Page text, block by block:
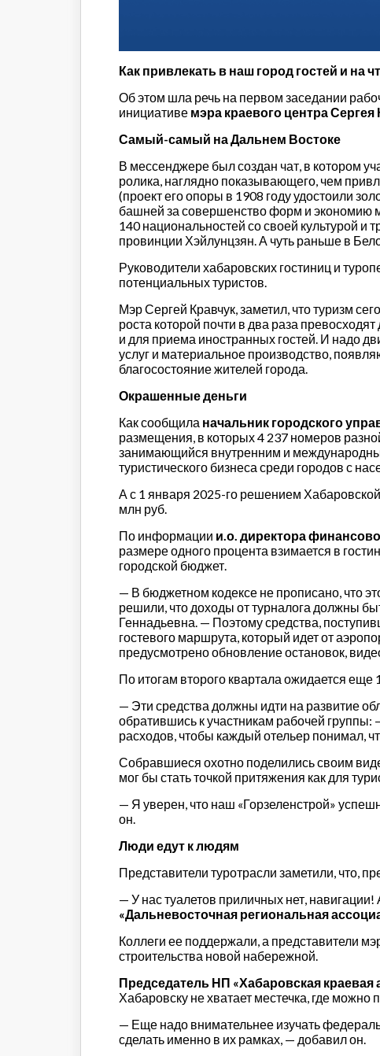
Духовность
Паводок-2021
Антифейк
Паводок-2022
Как привлекать в наш город гостей и на
Об этом шла речь на первом заседании
инициативе мэра краевого центра Сергея
Самый-самый на Дальнем Востоке
В мессенджере был создан чат, в котором
ролика, наглядно показывающего, чем
(проект его опоры в 1908 году удостоили
башней за совершенство форм и экономию
140 национальностей со своей культурой
провинции Хэйлунцзян. А чуть раньше в
Руководители хабаровских гостиниц и
потенциальных туристов.
Мэр Сергей Кравчук, заметил, что туризм
роста которой почти в два раза
и для приема иностранных гостей. И надо
услуг и материальное производство,
благосостояние жителей города.
Окрашенные деньги
Как сообщила начальник городского
размещения, в которых 4 237 номеров
занимающийся внутренним и
туристического бизнеса среди городов с
А с 1 января 2025-го решением
млн руб.
По информации и.о. директора
размере одного процента взимается в
городской бюджет.
— В бюджетном кодексе не прописано, что
решили, что доходы от турналога должны
Геннадьевна. — Поэтому средства,
гостевого маршрута, который идет от
предусмотрено обновление остановок,
По итогам второго квартала ожидается еще
— Эти средства должны идти на развитие
обратившись к участникам рабочей
расходов, чтобы каждый отельер понимал,
Собравшиеся охотно поделились своим
мог бы стать точкой притяжения как для
— Я уверен, что наш «Горзеленстрой»
он.
Люди едут к людям
Представители туротрасли заметили, что,
— У нас туалетов приличных нет,
«Дальневосточная региональная
Коллеги ее поддержали, а представители
строительства новой набережной.
Председатель НП «Хабаровская
Хабаровску не хватает местечка, где
— Еще надо внимательнее изучать
сделать именно в их рамках, — добавил он.